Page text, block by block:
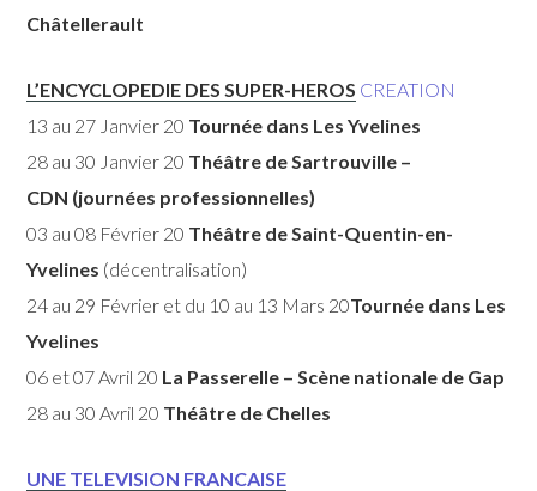
Châtellerault
L’ENCYCLOPEDIE DES SUPER-HEROS CREATION
13 au 27 Janvier 20 Tournée dans Les Yvelines
28 au 30 Janvier 20 Théâtre de Sartrouville –
CDN (journées professionnelles)
03 au 08 Février 20 Théâtre de Saint-Quentin-en-
Yvelines (décentralisation)
24 au 29 Février et du 10 au 13 Mars 20Tournée dans Les
Yvelines
06 et 07 Avril 20 La Passerelle – Scène nationale de Gap
28 au 30 Avril 20 Théâtre de Chelles
UNE TELEVISION FRANCAISE